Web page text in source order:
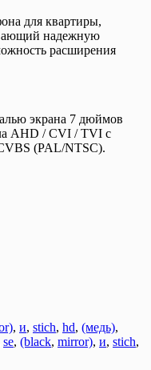
для квартиры,
надежную
расширения
экрана 7 дюймов
AHD / CVI / TVI с
(PAL/NTSC).
, и, stich, hd, (медь),
se, (black, mirror), и, stich,